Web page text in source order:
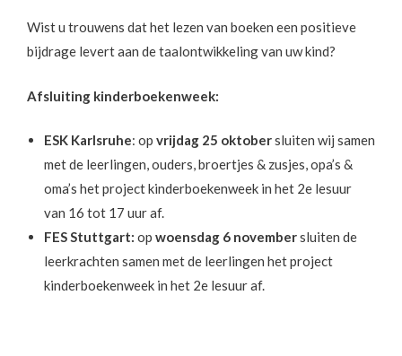
Wist u trouwens dat het lezen van boeken een positieve
bijdrage levert aan de taalontwikkeling van uw kind?
Afsluiting kinderboekenweek:
ESK Karlsruhe: op vrijdag 25 oktobersluiten wij samen
met de leerlingen, ouders, broertjes & zusjes, opa’s &
oma’s het project kinderboekenweek in het 2e lesuur
van 16 tot 17 uur af.
FES Stuttgart: op woensdag 6 novembersluiten de
leerkrachten samen met de leerlingen het project
kinderboekenweek in het 2e lesuur af.